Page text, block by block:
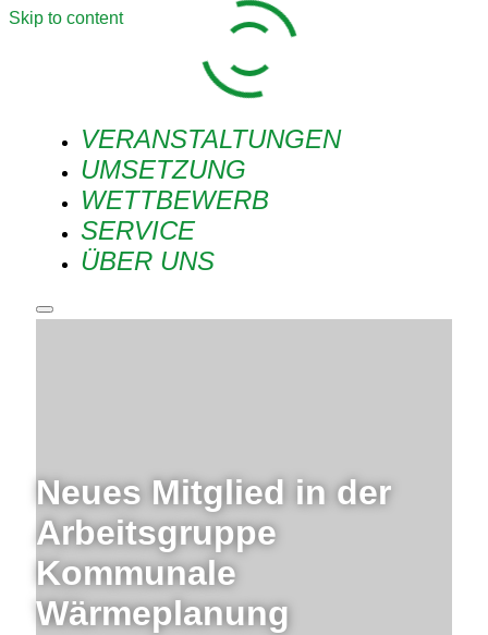
Skip to content
VERANSTALTUNGEN
UMSETZUNG
WETTBEWERB
SERVICE
ÜBER UNS
Main
Neues Mitglied in der
Arbeitsgruppe
Kommunale
Wärmeplanung